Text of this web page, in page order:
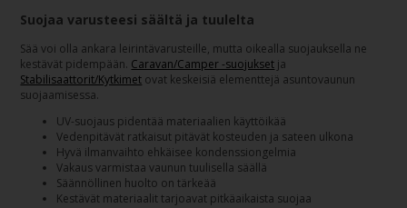
Suojaa varusteesi säältä ja tuulelta
Sää voi olla ankara leirintävarusteille, mutta oikealla suojauksella ne
kestävät pidempään. Caravan/Camper -suojukset ja
Stabilisaattorit/Kytkimet ovat keskeisiä elementtejä asuntovaunun
suojaamisessa.
UV-suojaus pidentää materiaalien käyttöikää
Vedenpitävät ratkaisut pitävät kosteuden ja sateen ulkona
Hyvä ilmanvaihto ehkäisee kondenssiongelmia
Vakaus varmistaa vaunun tuulisella säällä
Säännöllinen huolto on tärkeää
Kestävät materiaalit tarjoavat pitkäaikaista suojaa